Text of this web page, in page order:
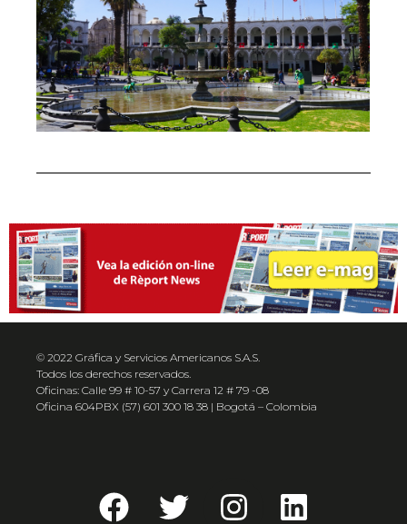
© 2022 Gráfica y Servicios Americanos S.A.S.
Todos los derechos reservados.
Oficinas: Calle 99 # 10-57 y Carrera 12 # 79 -08
Oficina 604PBX (57) 601 300 18 38 | Bogotá – Colombia